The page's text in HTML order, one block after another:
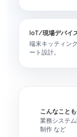
IoT/現場デバイ
端末キッティン
ート設計。
こんなこと
業務システ
制作 など